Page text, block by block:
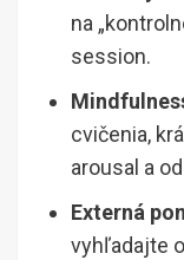
na
session.
cvičenia,
arousal a
Externá
vyhľadajte